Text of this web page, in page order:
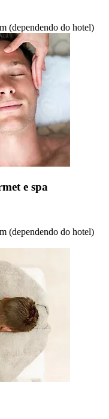
(dependendo do hotel)
e spa
(dependendo do hotel)